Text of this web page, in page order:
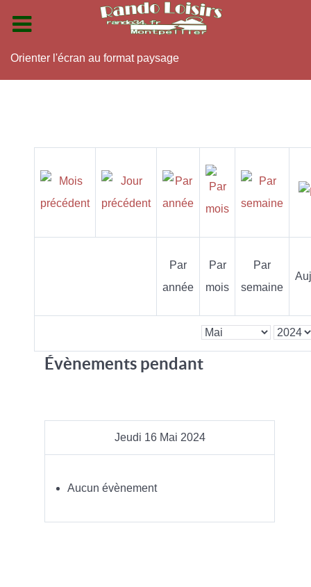
Orienter l'écran au format paysage
Par
année
Par
mois
Par
semaine
Évènements pendant
Jeudi 16 Mai 2024
Aucun évènement